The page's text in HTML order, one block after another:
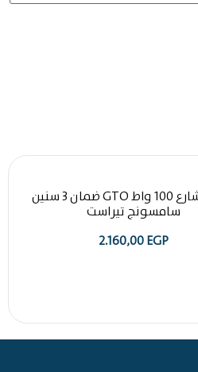
كشاف شارع 100 واط GTO ضمان 3 سنين
سامسونج تيراست
2.160,00EGP